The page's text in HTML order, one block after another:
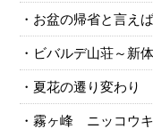
お盆の帰省と言え
ビバルデ山荘～新
夏花の遷り変わり
霧ヶ峰 ニッコウ